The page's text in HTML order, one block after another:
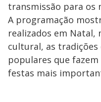
transmissão para os
A programação
realizados em Natal,
cultural, as tradições
populares que fazem
festas mais